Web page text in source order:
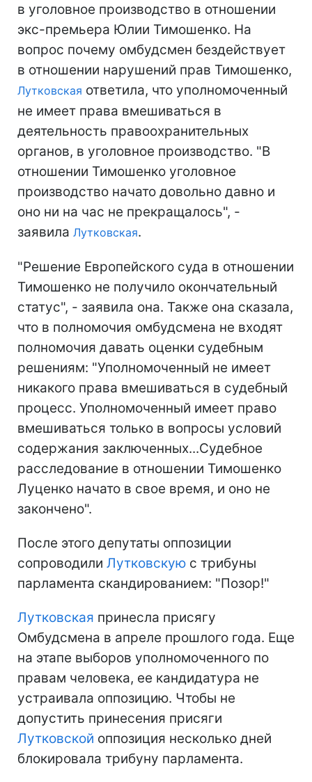
в уголовное производство в отношении
экс-премьера Юлии Тимошенко. На
вопрос почему омбудсмен бездействует
в отношении нарушений прав Тимошенко,
Лутковская ответила, что уполномоченный
не имеет права вмешиваться в
деятельность правоохранительных
органов, в уголовное производство. "В
отношении Тимошенко уголовное
производство начато довольно давно и
оно ни на час не прекращалось", -
заявила Лутковская.
"Решение Европейского суда в отношении
Тимошенко не получило окончательный
статус", - заявила она. Также она сказала,
что в полномочия омбудсмена не входят
полномочия давать оценки судебным
решениям: "Уполномоченный не имеет
никакого права вмешиваться в судебный
процесс. Уполномоченный имеет право
вмешиваться только в вопросы условий
содержания заключенных...Судебное
расследование в отношении Тимошенко
Луценко начато в свое время, и оно не
закончено".
После этого депутаты оппозиции
сопроводили Лутковскую с трибуны
парламента скандированием: "Позор!"
Лутковская принесла присягу
Омбудсмена в апреле прошлого года. Еще
на этапе выборов уполномоченного по
правам человека, ее кандидатура не
устраивала оппозицию. Чтобы не
допустить принесения присяги
Лутковской оппозиция несколько дней
блокировала трибуну парламента.